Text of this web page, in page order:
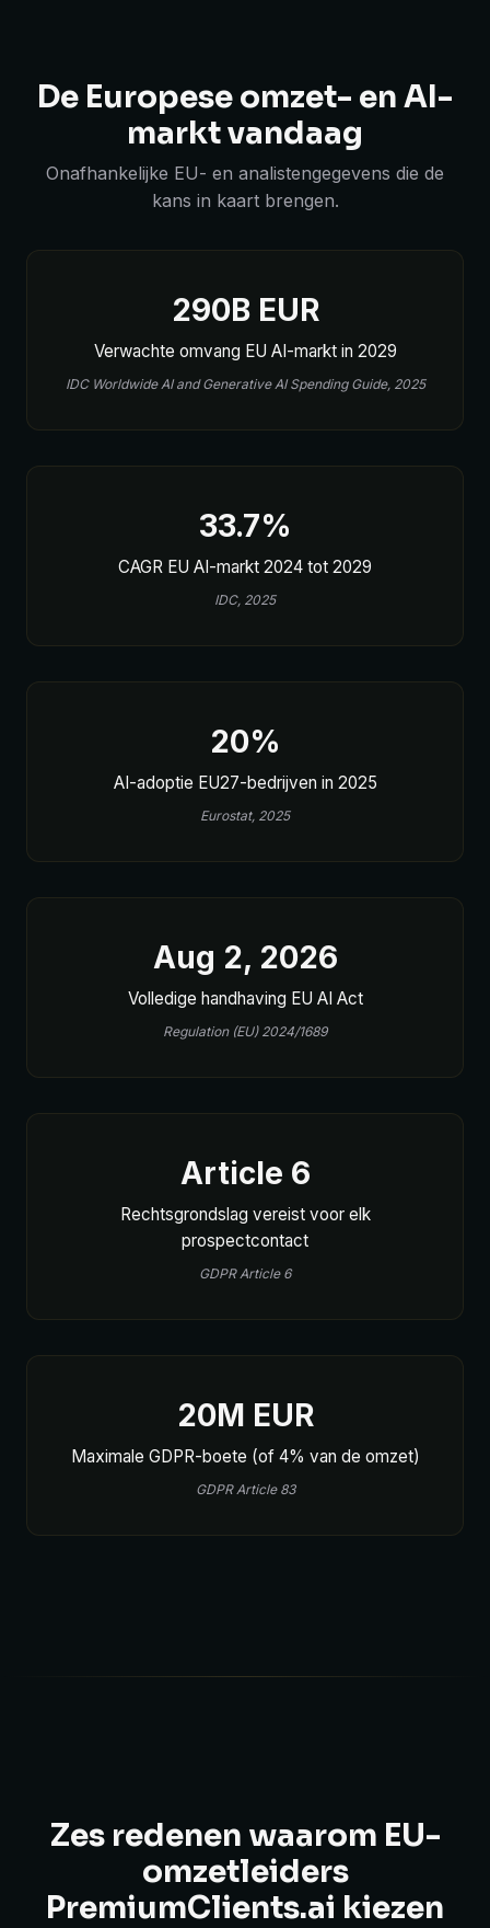
De Europese omzet- en AI-
markt vandaag
Onafhankelijke EU- en analistengegevens die de
kans in kaart brengen.
290B EUR
Verwachte omvang EU AI-markt in 2029
IDC Worldwide AI and Generative AI Spending Guide, 2025
33.7%
CAGR EU AI-markt 2024 tot 2029
IDC, 2025
20%
AI-adoptie EU27-bedrijven in 2025
Eurostat, 2025
Aug 2, 2026
Volledige handhaving EU AI Act
Regulation (EU) 2024/1689
Article 6
Rechtsgrondslag vereist voor elk
prospectcontact
GDPR Article 6
20M EUR
Maximale GDPR-boete (of 4% van de omzet)
GDPR Article 83
Zes redenen waarom EU-
omzetleiders
PremiumClients.ai kiezen